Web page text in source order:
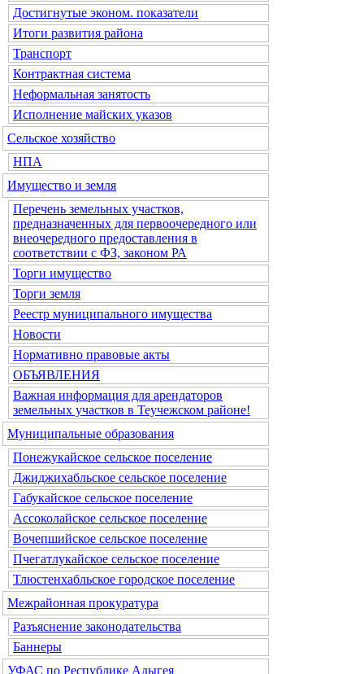
Достигнутые эконом. показатели
Итоги развития района
Транспорт
Контрактная система
Неформальная занятость
Исполнение майских указов
Сельское хозяйство
НПА
Имущество и земля
Перечень земельных участков,
предназначенных для первоочередного или
внеочередного предоставления в
соответствии с ФЗ, законом РА
Торги имущество
Торги земля
Реестр муниципального имущества
Новости
Нормативно правовые акты
ОБЪЯВЛЕНИЯ
Важная информация для арендаторов
земельных участков в Теучежском районе!
Муниципальные образования
Понежукайское сельское поселение
Джиджихабльское сельское поселение
Габукайское сельское поселение
Ассоколайское сельское поселение
Вочепшийское сельское поселение
Пчегатлукайское сельское поселение
Тлюстенхабльское городское поселение
Межрайонная прокуратура
Разъяснение законодательства
Баннеры
УФАС по Республике Адыгея